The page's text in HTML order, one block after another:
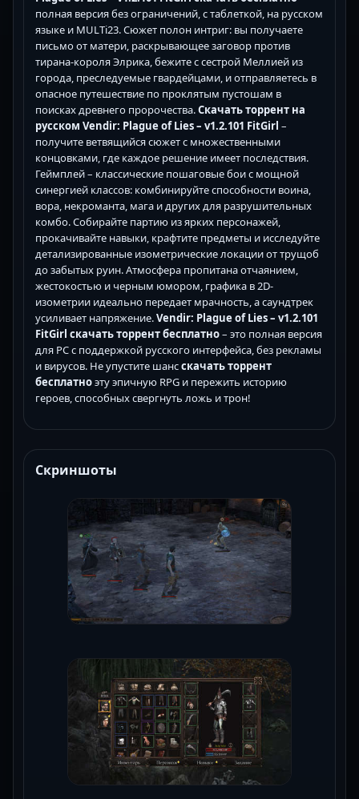
полная версия без ограничений, с таблеткой, на русском
языке и MULTi23. Сюжет полон интриг: вы получаете
письмо от матери, раскрывающее заговор против
тирана-короля Элрика, бежите с сестрой Меллией из
города, преследуемые гвардейцами, и отправляетесь в
опасное путешествие по проклятым пустошам в
поисках древнего пророчества.Скачать торрент на
русском Vendir: Plague of Lies – v1.2.101 FitGirl –
получите ветвящийся сюжет с множественными
концовками, где каждое решение имеет последствия.
Геймплей – классические пошаговые бои с мощной
синергией классов: комбинируйте способности воина,
вора, некроманта, мага и других для разрушительных
комбо. Собирайте партию из ярких персонажей,
прокачивайте навыки, крафтите предметы и исследуйте
детализированные изометрические локации от трущоб
до забытых руин. Атмосфера пропитана отчаянием,
жестокостью и черным юмором, графика в 2D-
изометрии идеально передает мрачность, а саундтрек
усиливает напряжение.Vendir: Plague of Lies – v1.2.101
FitGirl скачать торрент бесплатно– это полная версия
для PC с поддержкой русского интерфейса, без рекламы
и вирусов. Не упустите шансскачать торрент
бесплатноэту эпичную RPG и пережить историю
героев, способных свергнуть ложь и трон!
Скриншоты